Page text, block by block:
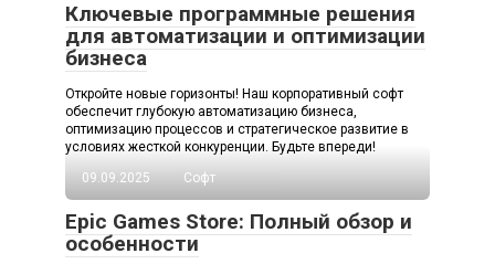
Ключевые программные решения
для автоматизации и оптимизации
бизнеса
Откройте новые горизонты! Наш корпоративный софт
обеспечит глубокую автоматизацию бизнеса,
оптимизацию процессов и стратегическое развитие в
условиях жесткой конкуренции. Будьте впереди!
09.09.2025
Софт
Epic Games Store: Полный обзор и
особенности